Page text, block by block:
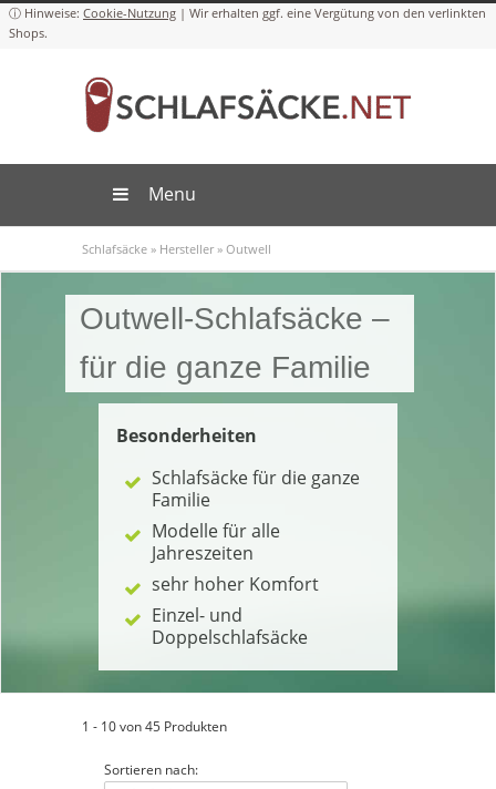
Cookie-Nutzung
Menu
Schlafsäcke » Hersteller » Outwell
Outwell-Schlafsäcke –
für die ganze Familie
Besonderheiten
Schlafsäcke für die ganze
Familie
Modelle für alle
Jahreszeiten
sehr hoher Komfort
Einzel- und
Doppelschlafsäcke
1 - 10 von 45 Produkten
Sortieren nach: